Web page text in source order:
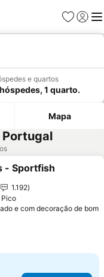
Favoritos
Iniciar
e quartos
1 quarto.
Mapa
Portugal
aos favoritos
- Sportfish
1.192
Pico
e com decoração de bom